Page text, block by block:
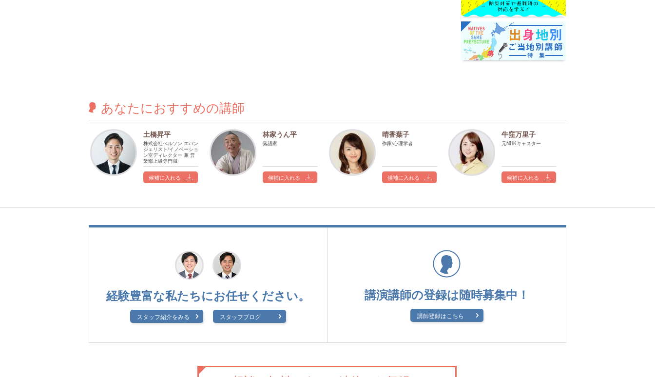
あなたにおすすめの講師
土橋昇平
株式会社ぺルソン エバン
ジェリスト/イノベーショ
ン室ディレクター 兼 営
業部上級専門職
候補に入れる
林家うん平
落語家
候補に入れる
晴香葉子
作家/心理学者
候補に入れる
牛窪万里子
元NHKキャスター
候補に入れる
経験豊富な私たちにお任せください。
スタッフ紹介をみる スタッフブログ
講演講師の登録は随時募集中！
講師登録はこちら